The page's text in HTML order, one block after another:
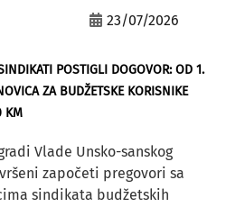
23/07/2026
POSTIGLI DOGOVOR: OD 1.
ZA BUDŽETSKE KORISNIKE
KM
Vlade Unsko-sanskog
započeti pregovori sa
sindikata budžetskih